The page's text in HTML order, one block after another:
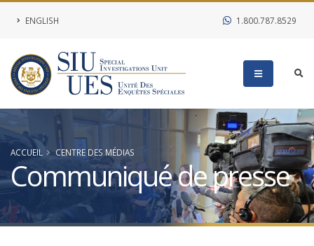
ENGLISH 1.800.787.8529
ACCUEIL CENTRE DES MÉDIAS
Communiqué de presse